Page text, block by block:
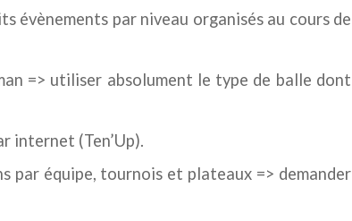
évènements par niveau organisés au cours de
=> utiliser absolument le type de balle dont
internet (Ten’Up).
par équipe, tournois et plateaux => demander